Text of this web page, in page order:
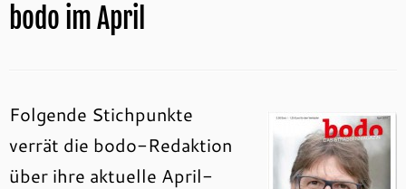
bodo im April
Folgende Stichpunkte
verrät die bodo-Redaktion
über ihre aktuelle April-